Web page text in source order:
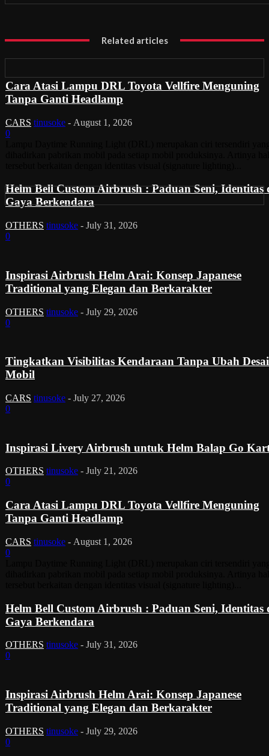
Related articles
Cara Atasi Lampu DRL Toyota Vellfire Menguning
Tanpa Ganti Headlamp
CARS tinusoke - August 1, 2026
0
Helm Bell Custom Airbrush : Paduan Seni, Identitas
Gaya Berkendara
OTHERS tinusoke - July 31, 2026
0
Inspirasi Airbrush Helm Arai: Konsep Japanese
Traditional yang Elegan dan Berkarakter
OTHERS tinusoke - July 29, 2026
0
Tingkatkan Visibilitas Kendaraan Tanpa Ubah
Mobil
CARS tinusoke - July 27, 2026
0
Inspirasi Livery Airbrush untuk Helm Balap Go
OTHERS tinusoke - July 21, 2026
0
Cara Atasi Lampu DRL Toyota Vellfire Menguning
Tanpa Ganti Headlamp
CARS tinusoke - August 1, 2026
0
Helm Bell Custom Airbrush : Paduan Seni, Identitas
Gaya Berkendara
OTHERS tinusoke - July 31, 2026
0
Inspirasi Airbrush Helm Arai: Konsep Japanese
Traditional yang Elegan dan Berkarakter
OTHERS tinusoke - July 29, 2026
0